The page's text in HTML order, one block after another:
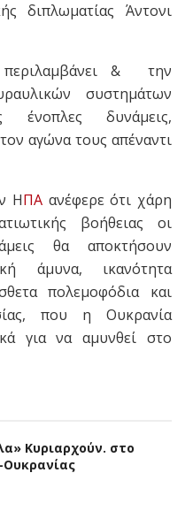
διπλωματίας Άντονι
περιλαμβάνει & την
συστημάτων
ένοπλες δυνάμεις,
αγώνα τους απέναντι
ΗΠΑανέφερε ότι χάρη
βοήθειας οι
θα αποκτήσουν
άμυνα, ικανότητα
πολεμοφόδια και
που η Ουκρανία
για να αμυνθεί στο
Κυριαρχούν. στο